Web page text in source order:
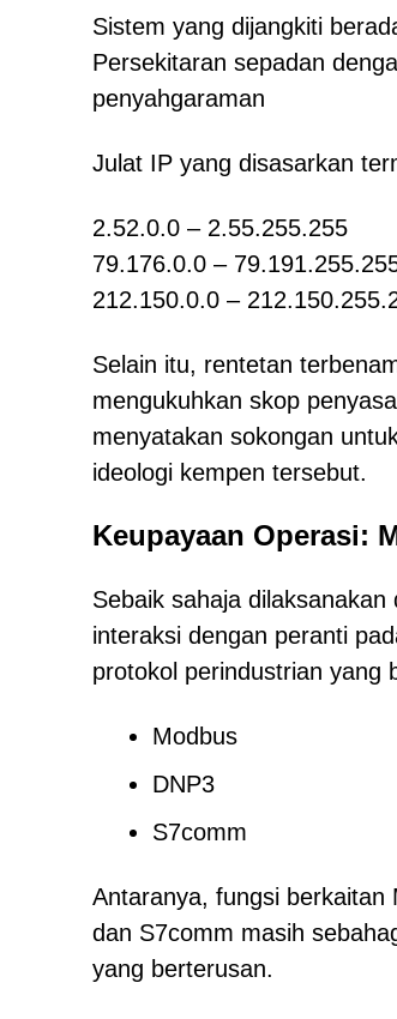
Sistem yang dijangkiti
Persekitaran sepadan
penyahgaraman
Julat IP yang disasarkan
2.52.0.0 – 2.55.255.255
79.176.0.0 –
212.150.0.0 –
Selain itu, rentetan
mengukuhkan skop
menyatakan sokongan
ideologi kempen tersebut.
Keupayaan Operasi:
Sebaik sahaja
interaksi dengan peranti
protokol perindustrian yang
Modbus
DNP3
S7comm
Antaranya, fungsi berkaitan
dan S7comm masih
yang berterusan.